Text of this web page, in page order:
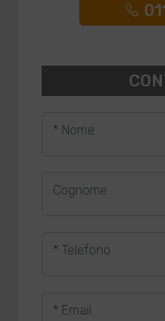
* Nome
Cognome
* Telefono
* Email